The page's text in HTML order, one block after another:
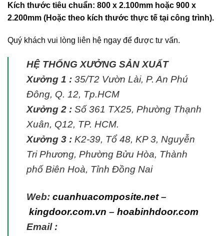
Kích thước tiêu chuẩn: 800 x 2.100mm hoặc 900 x
2.200mm (Hoặc theo kích thước thực tế tại công trình).
Quý khách vui lòng liên hệ ngay để được tư vấn.
HỆ THỐNG XƯỞNG SẢN XUẤT
Xưởng 1 : 35/T2 Vườn Lài, P. An Phú
Đông, Q. 12, Tp.HCM
Xưởng 2 : Số 361 TX25, Phường Thạnh
Xuân, Q12, TP. HCM.
Xưởng 3 : K2-39, Tổ 48, KP 3, Nguyễn
Tri Phương, Phường Bửu Hòa, Thành
phố Biên Hoà, Tỉnh Đồng Nai
Web: cuanhuacomposite.net–
kingdoor.com.vn – hoabinhdoor.com
Email :